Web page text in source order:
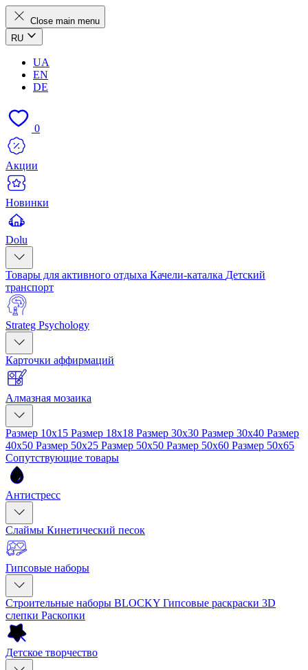
Close main menu
RU
UA
EN
DE
0
Акции
Новинки
Dolu
Товары для активного отдыха Качели-каталка Детский
транспорт
Strateg Psychology
Карточки аффирмаций
Алмазная мозаика
Размер 10x15 Размер 18x18 Размер 30x30 Размер 30x40 Размер
40x50 Размер 50x25 Размер 50x50 Размер 50x60 Размер 50x65
Сопутствующие товары
Антистресс
Слаймы Кинетический песок
Гипсовые наборы
Строительные наборы BLOCKY Гипсовые раскраски 3D
слепки Раскопки
Детское творчество